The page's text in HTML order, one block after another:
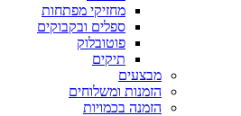
מחזיקי מפתחות
ספלים ובקבוקים
פוטובלוק
תיקים
מבצעים
הזמנות ומשלוחים
הזמנה בכמויות